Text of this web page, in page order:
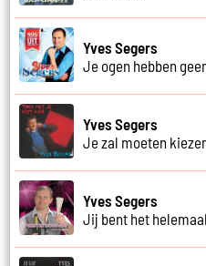
Yves Segers
Je ogen hebben
Yves Segers
Je zal moeten
Yves Segers
Jij bent het helemaal